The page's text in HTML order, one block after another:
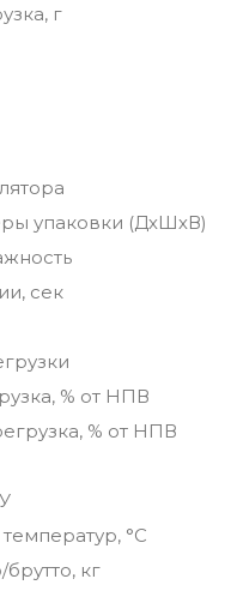
г
упаковки (ДхШхВ)
сек
% от НПВ
% от НПВ
°С
кг